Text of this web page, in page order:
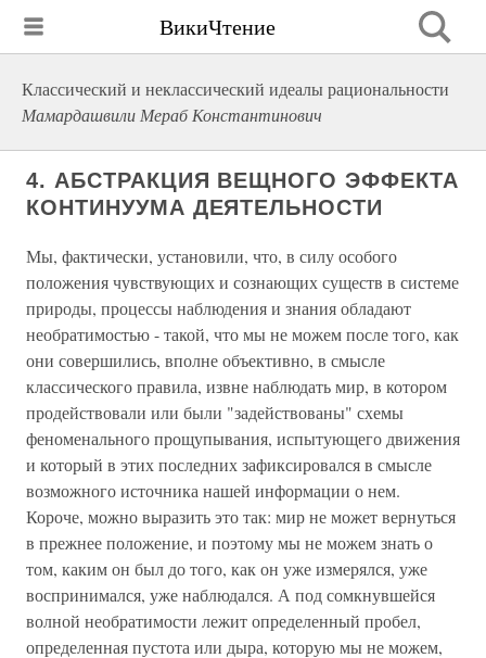
ВикиЧтение
Классический и неклассический идеалы рациональности
Мамардашвили Мераб Константинович
4. АБСТРАКЦИЯ ВЕЩНОГО ЭФФЕКТА
КОНТИНУУМА ДЕЯТЕЛЬНОСТИ
Мы, фактически, установили, что, в силу особого
положения чувствующих и сознающих существ в системе
природы, процессы наблюдения и знания обладают
необратимостью - такой, что мы не можем после того, как
они совершились, вполне объективно, в смысле
классического правила, извне наблюдать мир, в котором
продействовали или были "задействованы" схемы
феноменального прощупывания, испытующего движения
и который в этих последних зафиксировался в смысле
возможного источника нашей информации о нем.
Короче, можно выразить это так: мир не может вернуться
в прежнее положение, и поэтому мы не можем знать о
том, каким он был до того, как он уже измерялся, уже
воспринимался, уже наблюдался. А под сомкнувшейся
волной необратимости лежит определенный пробел,
определенная пустота или дыра, которую мы не можем,